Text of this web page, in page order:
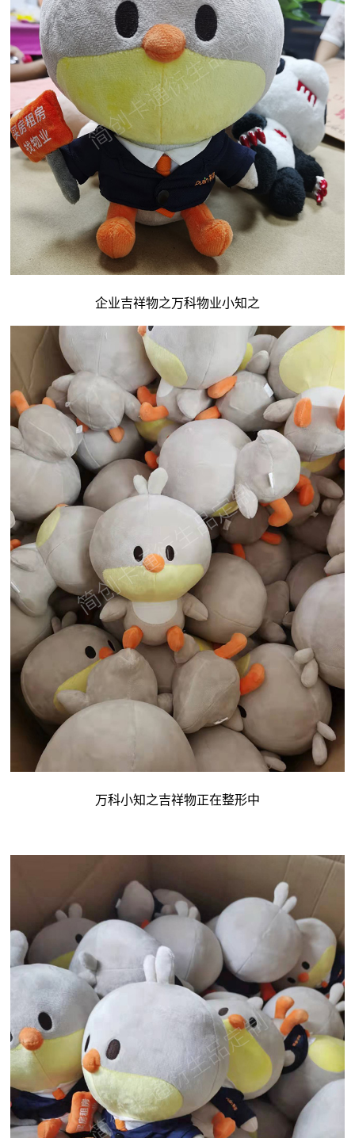
企业吉祥物之万科物业小知之
万科小知之吉祥物正在整形中